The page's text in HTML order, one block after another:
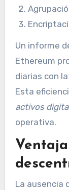
Un informe
Ethereum
diarias con
Esta
activos
operativa.
La ausencia